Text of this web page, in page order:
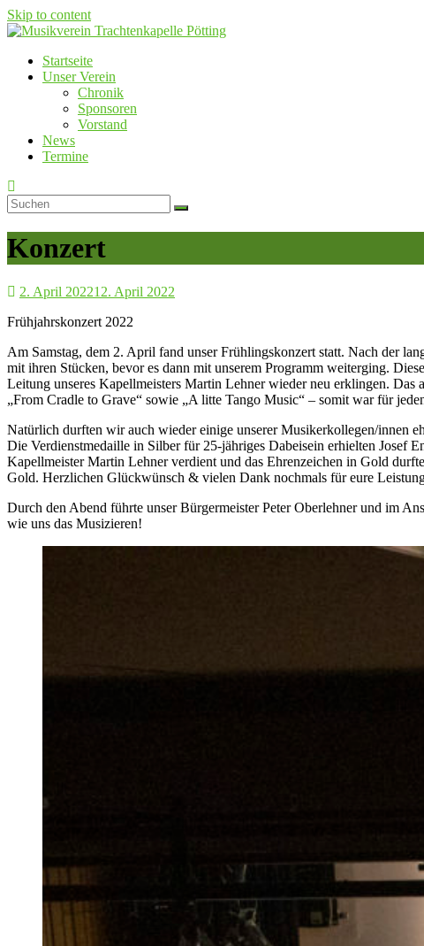
Skip to content
Musikverein Trachtenkapelle Pötting
Startseite
Unser Verein
Chronik
Sponsoren
Vorstand
News
Termine
Konzert
2. April 202212. April 2022
Frühjahrskonzert 2022
Am Samstag, dem 2. April fand unser Frühlingskonzert statt. Nach der
mit ihren Stücken, bevor es dann mit unserem Programm weiterging.
Leitung unseres Kapellmeisters Martin Lehner wieder neu erklingen.
„From Cradle to Grave“ sowie „A litte Tango Music“ – somit war für
Natürlich durften wir auch wieder einige unserer Musikerkollegen/innen
Die Verdienstmedaille in Silber für 25-jähriges Dabeisein erhielten Josef
Kapellmeister Martin Lehner verdient und das Ehrenzeichen in Gold
Gold. Herzlichen Glückwünsch & vielen Dank nochmals für eure
Durch den Abend führte unser Bürgermeister Peter Oberlehner und im
wie uns das Musizieren!